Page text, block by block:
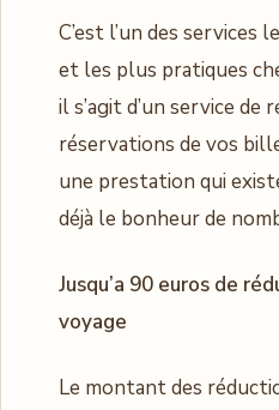
C’est l’un des services
et les plus pratiques
il s’agit d’un service de
réservations de vos
une prestation qui
déjà le bonheur de
Jusqu’a 90 euros de
voyage
Le montant des